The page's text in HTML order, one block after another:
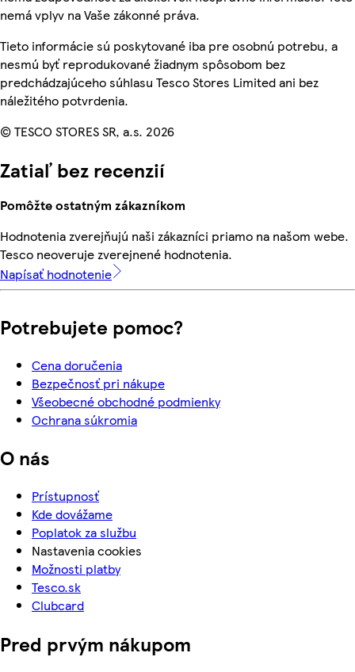
nemá vplyv na Vaše zákonné práva.
Tieto informácie sú poskytované iba pre osobnú potrebu, a
nesmú byť reprodukované žiadnym spôsobom bez
predchádzajúceho súhlasu Tesco Stores Limited ani bez
náležitého potvrdenia.
© TESCO STORES SR, a.s. 2026
Zatiaľ bez recenzií
Pomôžte ostatným zákazníkom
Hodnotenia zverejňujú naši zákazníci priamo na našom webe.
Tesco neoveruje zverejnené hodnotenia.
Napísať hodnotenie
Potrebujete pomoc?
Cena doručenia
Bezpečnosť pri nákupe
Všeobecné obchodné podmienky
Ochrana súkromia
O nás
Prístupnosť
Kde dovážame
Poplatok za službu
Nastavenia cookies
Možnosti platby
Tesco.sk
Clubcard
Pred prvým nákupom